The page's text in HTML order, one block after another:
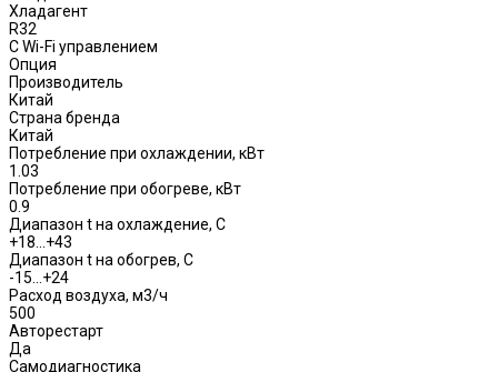
Хладагент
R32
С Wi-Fi управлением
Опция
Производитель
Китай
Страна бренда
Китай
Потребление при охлаждении, кВт
1.03
Потребление при обогреве, кВт
0.9
Диапазон t на охлаждение, С
+18…+43
Диапазон t на обогрев, С
-15…+24
Расход воздуха, м3/ч
500
Авторестарт
Да
Самодиагностика